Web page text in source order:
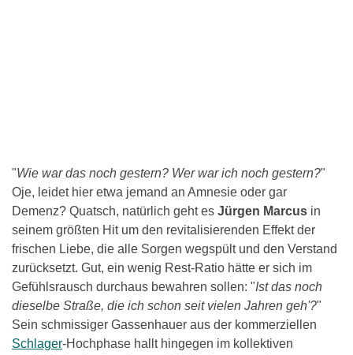
"Wie war das noch gestern? Wer war ich noch gestern?"
Oje, leidet hier etwa jemand an Amnesie oder gar
Demenz? Quatsch, natürlich geht es Jürgen Marcus in
seinem größten Hit um den revitalisierenden Effekt der
frischen Liebe, die alle Sorgen wegspült und den Verstand
zurücksetzt. Gut, ein wenig Rest-Ratio hätte er sich im
Gefühlsrausch durchaus bewahren sollen: "Ist das noch
dieselbe Straße, die ich schon seit vielen Jahren geh'?"
Sein schmissiger Gassenhauer aus der kommerziellen
Schlager-Hochphase hallt hingegen im kollektiven